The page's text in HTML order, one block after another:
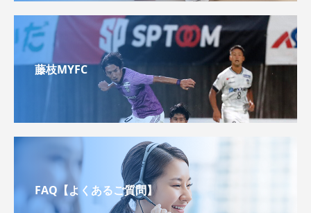
藤枝MYFC
FAQ【よくあるご質問】